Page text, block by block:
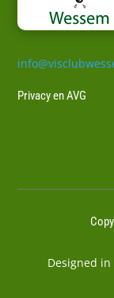
Privacy en AVG
Designed